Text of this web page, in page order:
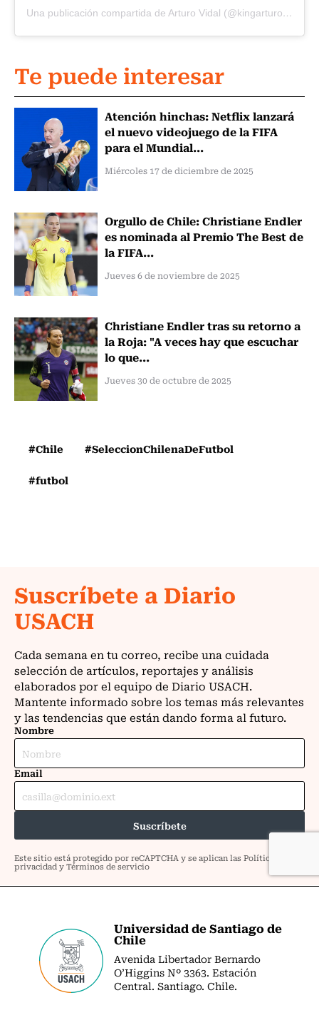
Una publicación compartida de Arturo Vidal (@kingarturo23oficial)
Te puede interesar
Atención hinchas: Netflix lanzará
el nuevo videojuego de la FIFA
para el Mundial...
Miércoles 17 de diciembre de 2025
Orgullo de Chile: Christiane Endler
es nominada al Premio The Best de
la FIFA...
Jueves 6 de noviembre de 2025
Christiane Endler tras su retorno a
la Roja: "A veces hay que escuchar
lo que...
Jueves 30 de octubre de 2025
#Chile
#SeleccionChilenaDeFutbol
#futbol
Universidad de Santiago de
Chile
Avenida Libertador Bernardo
O’Higgins Nº 3363. Estación
Central. Santiago. Chile.